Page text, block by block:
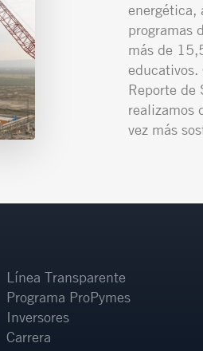
energética,
programas
más de
educativos.
Reporte de
realizamos
vez más
Línea Transparente
Programa ProPymes
Inversores
Carrera